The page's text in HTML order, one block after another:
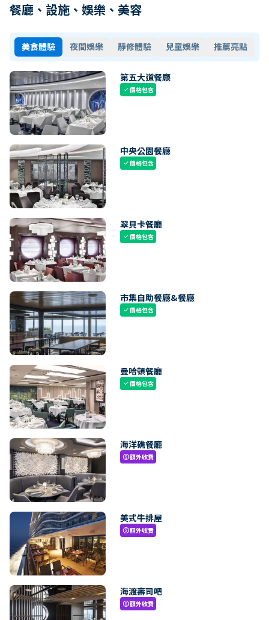
餐廳、設施、娛樂、美容
美食體驗 夜間娛樂 靜修體驗 兒童娛樂 推薦亮點
第五大道餐廳
check價格包含
中央公園餐廳
check價格包含
翠貝卡餐廳
check價格包含
市集自助餐廳&餐廳
check價格包含
曼哈頓餐廳
check價格包含
海洋礁餐廳
paid額外收費
美式牛排屋
paid額外收費
海渡壽司吧
paid額外收費